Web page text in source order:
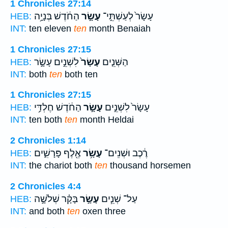
1 Chronicles 27:14
HEB:
עָשָׂר֙ לְעַשְׁתֵּ֣י־ עָשָׂ֣ר הַחֹ֔דֶשׁ בְּנָיָ֥ה
INT: ten eleven ten month Benaiah
1 Chronicles 27:15
HEB:
הַשְּׁנֵ֤ים עָשָׂר֙לִשְׁנֵ֣ים עָשָׂ֣ר
INT: both ten both ten
1 Chronicles 27:15
HEB:
עָשָׂר֙ לִשְׁנֵ֣ים עָשָׂ֣ר הַחֹ֔דֶשׁ חֶלְדַּ֥י
INT: ten both ten month Heldai
2 Chronicles 1:14
HEB:
רֶ֔כֶב וּשְׁנֵים־ עָשָׂ֥ראֶ֖לֶף פָּרָשִׁ֑ים
INT: the chariot both ten thousand horsemen
2 Chronicles 4:4
HEB:
עַל־ שְׁנֵ֧ים עָשָׂ֣רבָּקָ֗ר שְׁלֹשָׁ֣ה
INT: and both ten oxen three